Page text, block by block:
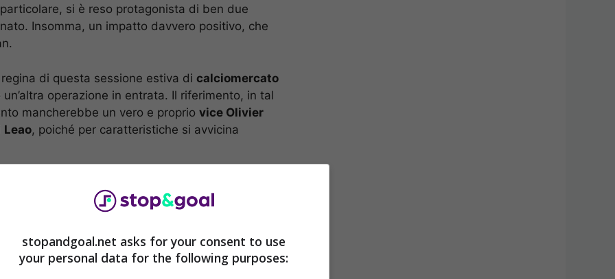
si è reso protagonista di ben due
Insomma, un impatto davvero positivo, che
di questa sessione estiva di calciomercato
operazione in entrata. Il riferimento, in tal
mancherebbe un vero e proprio vice Olivier
Leao, poiché per caratteristiche si avvicina
si complica: altro
stopandgoal.net asks for your consent to use
your personal data for the following purposes: